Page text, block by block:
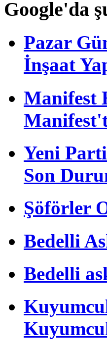
Galatasaray'da Can
Uzun için kritik
Beşiktaş'tan Mauro
vazgeçmiyor
hedefi Bruno
Fernandes
Kavukcu’dan transfer
tepkilerine tek tek
Okan Buruk’tan
transfer tepkilerine
Google'da
Pazar
İnşaat
Manifest
Yeni Parti
Son
Şöförler
Bedelli
Bedelli